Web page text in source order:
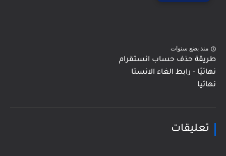
منذ بضع سنوات
طريقة حذف حساب انستقرام
نهائيًا - رابط الغاء الانستا
نهائيا
تعليقات